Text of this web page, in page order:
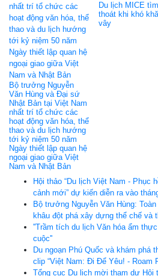
Bộ trưởng Nguyễn
Văn Hùng và Đại sứ
Nhật Bản tại Việt Nam
nhất trí tổ chức các
hoạt động văn hóa, thể
thao và du lịch hướng
tới kỷ niệm 50 năm
Ngày thiết lập quan hệ
ngoại giao giữa Việt
Nam và Nhật Bản
Du lịch MICE
thoát khi khó
vây
Hội thảo “Du lịch Việt Nam - Phục
cảnh mới” dự kiến diễn ra vào
Bộ trưởng Nguyễn Văn Hùng:
khâu đột phá xây dựng thể chế và
''Trầm tích du lịch Văn hóa ẩm
cuộc''
Du ngoạn Phú Quốc và khám phá
clip “Việt Nam: Đi Để Yêu! - Roam
Tổng cục Du lịch mời tham dự Hội